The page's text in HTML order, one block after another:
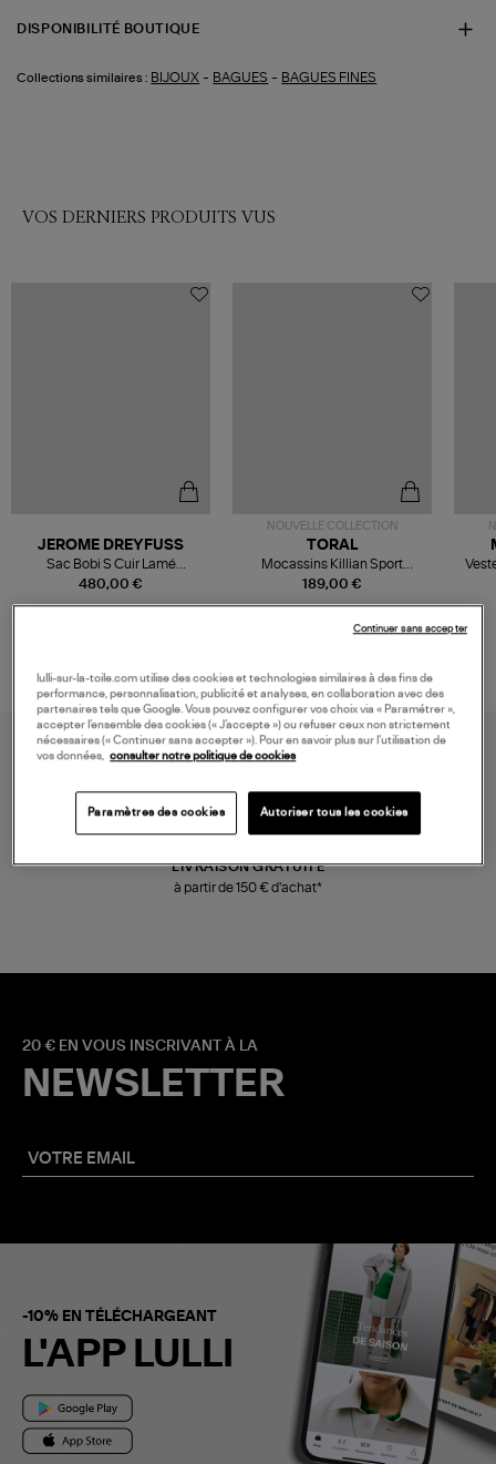
DISPONIBILITÉ BOUTIQUE
Collections similaires : BIJOUX - BAGUES - BAGUES FINES
VOS DERNIERS PRODUITS VUS
480,00 €
JEROME DREYFUSS
Sac Bobi S Cuir Lamé
Champagne
NOUVELLE COLLECTION
189,00 €
TORAL
Mocassins Killian Sport
Mousse
LIVRAISON GRATUITE
à partir de 150 € d'achat*
20 € EN VOUS INSCRIVANT À LA
NEWSLETTER
-10% EN TÉLÉCHARGEANT
L'APP LULLI
lulli-sur-la-toile.com utilise des cookies et technologies similaires à des fins de
performance, personnalisation, publicité et analyses, en collaboration avec des
partenaires tels que Google. Vous pouvez configurer vos choix via « Paramétrer »,
accepter l’ensemble des cookies (« J’accepte ») ou refuser ceux non strictement
nécessaires (« Continuer sans accepter »). Pour en savoir plus sur l’utilisation de
vos données,
consulter notre politique de cookies
Paramètres des cookies Autoriser tous les cookies
Continuer sans accepter